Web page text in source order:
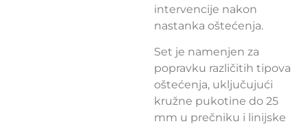
intervencije nakon
nastanka oštećenja.
Set je namenjen za
popravku različitih tipova
oštećenja, uključujući
kružne pukotine do 25
mm u prečniku i linijske